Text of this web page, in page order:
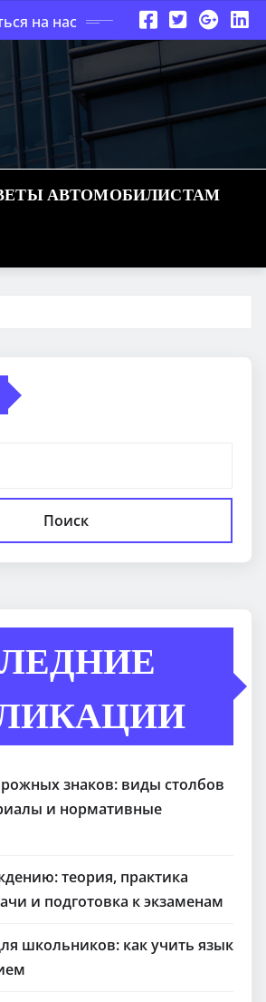
на нас
АВТОМОБИЛИСТАМ
Поиск
знаков: виды столбов
и нормативные
теория, практика
и подготовка к экзаменам
школьников: как учить язык